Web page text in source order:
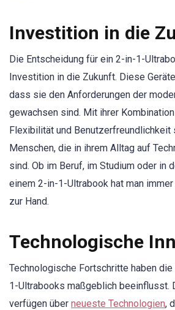
Investition in die
Die Entscheidung für ein 2-in-1-
Investition in die Zukunft. Diese
dass sie den Anforderungen der
gewachsen sind. Mit ihrer
Flexibilität und
Menschen, die in ihrem Alltag auf
sind. Ob im Beruf, im Studium oder in
einem 2-in-1-Ultrabook hat man
zur Hand.
Technologische
Technologische Fortschritte haben
1-Ultrabooks maßgeblich beeinflusst.
verfügen über neueste Technologien,